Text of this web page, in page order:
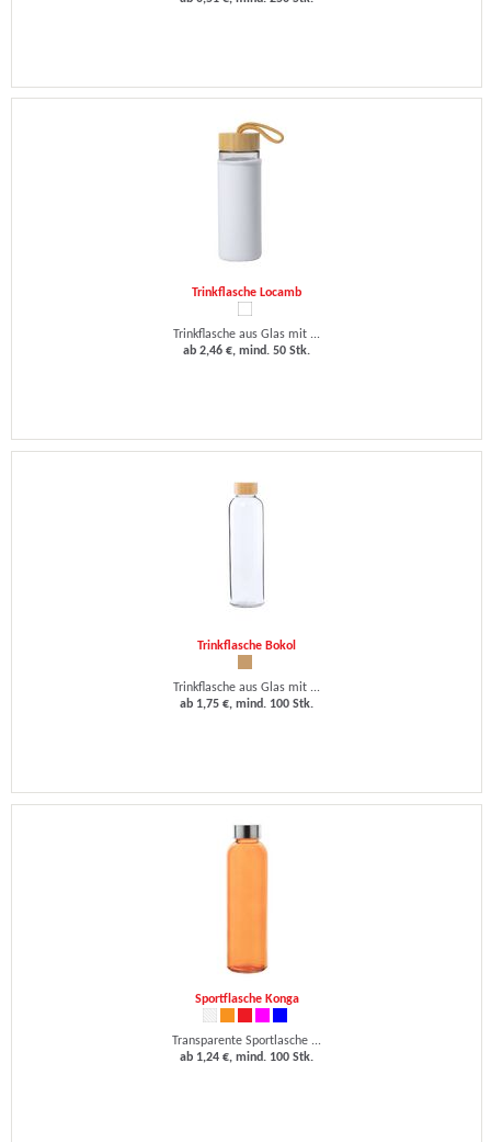
Trinkflasche Locamb
Trinkflasche aus Glas mit ...
ab 2,46 €, mind. 50 Stk.
Trinkflasche Bokol
Trinkflasche aus Glas mit ...
ab 1,75 €, mind. 100 Stk.
Sportflasche Konga
Transparente Sportlasche ...
ab 1,24 €, mind. 100 Stk.